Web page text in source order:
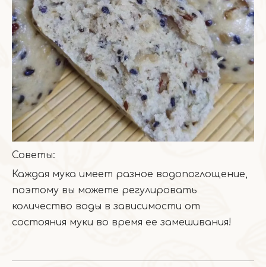
Советы:
Каждая мука имеет разное водопоглощение,
поэтому вы можете регулировать
количество воды в зависимости от
состояния муки во время ее замешивания!